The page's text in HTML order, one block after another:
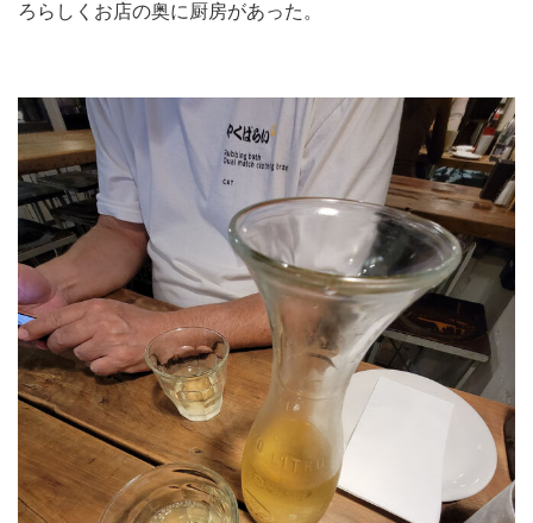
ろらしくお店の奥に厨房があった。